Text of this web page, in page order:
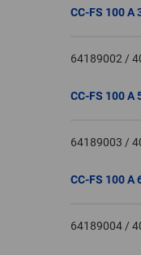
CC-FS 100 A
64189002 /
CC-FS 100 A
64189003 /
CC-FS 100 A
64189004 /